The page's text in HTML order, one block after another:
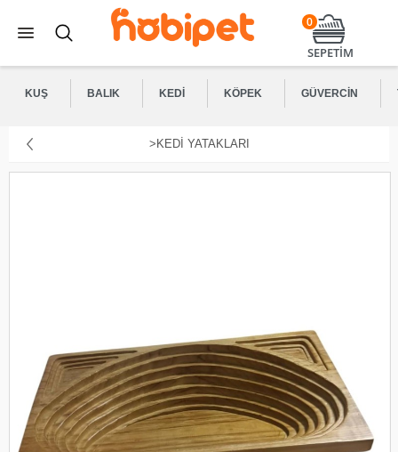
0
SEPETİM
KUŞ BALIK KEDI KÖPEK GÜVERCIN
>KEDI YATAKLARI